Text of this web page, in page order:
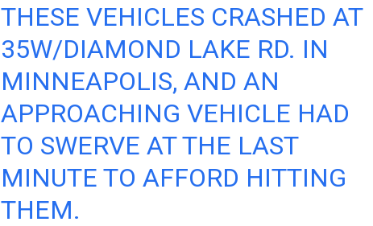
THESE VEHICLES CRASHED AT
35W/DIAMOND LAKE RD. IN
MINNEAPOLIS, AND AN
APPROACHING VEHICLE HAD
TO SWERVE AT THE LAST
MINUTE TO AFFORD HITTING
THEM.